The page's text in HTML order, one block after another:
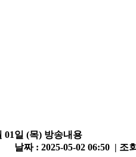
01일 (목) 방송내용
날짜 : 2025-05-02 06:50 | 조